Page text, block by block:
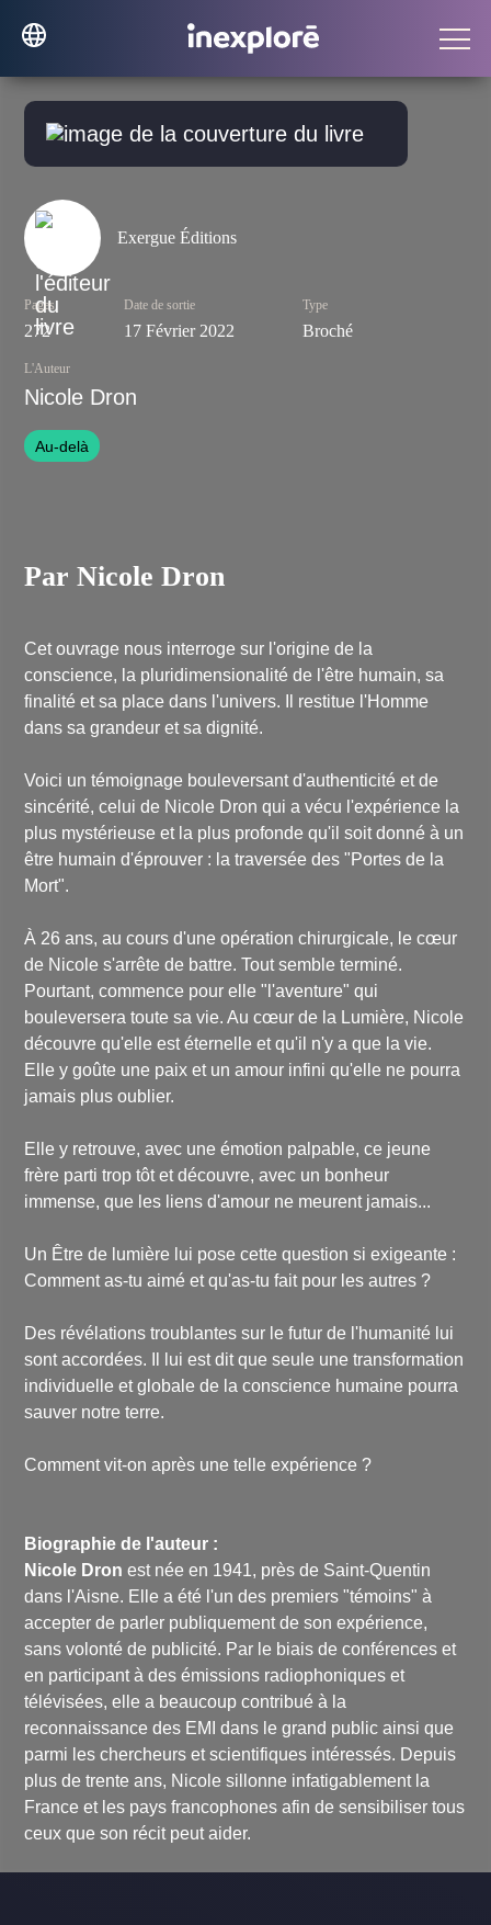
Exergue Éditions
Pages
272
Date de sortie
17 Février 2022
Type
Broché
L'Auteur
Nicole Dron
Au-delà
Par Nicole Dron
Cet ouvrage nous interroge sur l'origine de la
conscience, la pluridimensionalité de l'être humain, sa
finalité et sa place dans l'univers. Il restitue l'Homme
dans sa grandeur et sa dignité.
Voici un témoignage bouleversant d'authenticité et de
sincérité, celui de Nicole Dron qui a vécu l'expérience la
plus mystérieuse et la plus profonde qu'il soit donné à un
être humain d'éprouver : la traversée des "Portes de la
Mort".
À 26 ans, au cours d'une opération chirurgicale, le cœur
de Nicole s'arrête de battre. Tout semble terminé.
Pourtant, commence pour elle "l'aventure" qui
bouleversera toute sa vie. Au cœur de la Lumière, Nicole
découvre qu'elle est éternelle et qu'il n'y a que la vie.
Elle y goûte une paix et un amour infini qu'elle ne pourra
jamais plus oublier.
Elle y retrouve, avec une émotion palpable, ce jeune
frère parti trop tôt et découvre, avec un bonheur
immense, que les liens d'amour ne meurent jamais...
Un Être de lumière lui pose cette question si exigeante :
Comment as-tu aimé et qu'as-tu fait pour les autres ?
Des révélations troublantes sur le futur de l'humanité lui
sont accordées. Il lui est dit que seule une transformation
individuelle et globale de la conscience humaine pourra
sauver notre terre.
Comment vit-on après une telle expérience ?
Biographie de l'auteur :
Nicole Dron est née en 1941, près de Saint-Quentin
dans l'Aisne. Elle a été l'un des premiers "témoins" à
accepter de parler publiquement de son expérience,
sans volonté de publicité. Par le biais de conférences et
en participant à des émissions radiophoniques et
télévisées, elle a beaucoup contribué à la
reconnaissance des EMI dans le grand public ainsi que
parmi les chercheurs et scientifiques intéressés. Depuis
plus de trente ans, Nicole sillonne infatigablement la
France et les pays francophones afin de sensibiliser tous
ceux que son récit peut aider.